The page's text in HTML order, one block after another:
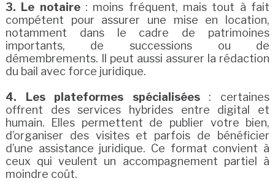
3. Le notaire: moins fréquent, mais tout à fait
compétent pour assurer une mise en location,
notamment dans le cadre de patrimoines
importants, de successions ou de
démembrements. Il peut aussi assurer la rédaction
du bail avec force juridique.
4. Les plateformes spécialisées: certaines
offrent des services hybrides entre digital et
humain. Elles permettent de publier votre bien,
d’organiser des visites et parfois de bénéficier
d’une assistance juridique. Ce format convient à
ceux qui veulent un accompagnement partiel à
moindre coût.